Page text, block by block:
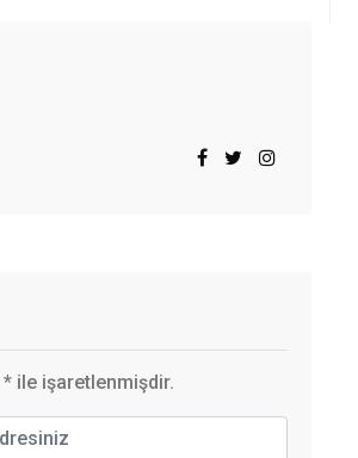
* ile işaretlenmişdir.